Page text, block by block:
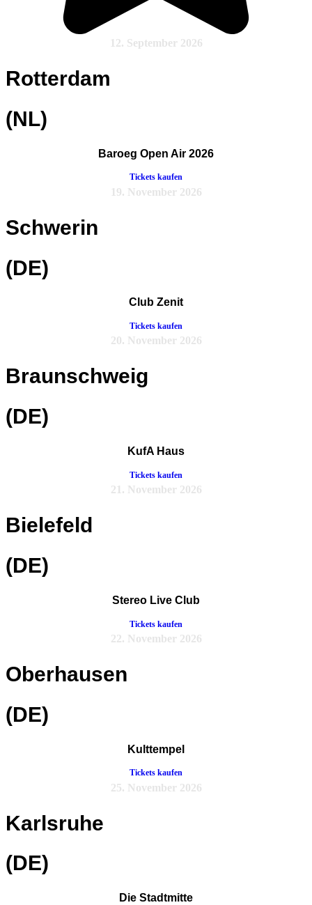
12. September 2026
Rotterdam
(NL)
Baroeg Open Air 2026
Tickets kaufen
19. November 2026
Schwerin
(DE)
Club Zenit
Tickets kaufen
20. November 2026
Braunschweig
(DE)
KufA Haus
Tickets kaufen
21. November 2026
Bielefeld
(DE)
Stereo Live Club
Tickets kaufen
22. November 2026
Oberhausen
(DE)
Kulttempel
Tickets kaufen
25. November 2026
Karlsruhe
(DE)
Die Stadtmitte